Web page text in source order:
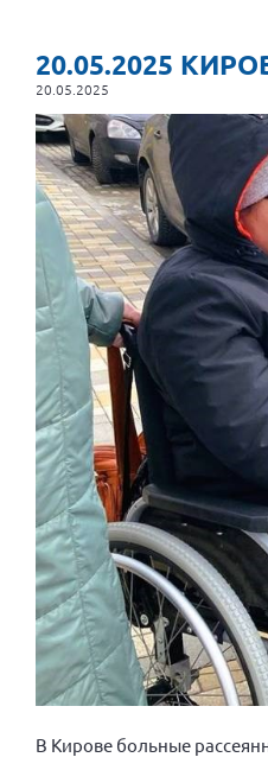
20.05.2025
20.05.2025
В Кирове больные